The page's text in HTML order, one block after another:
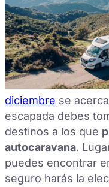
diciembre se
escapada debes
destinos a los que
autocaravana.
puedes encontrar
seguro harás la